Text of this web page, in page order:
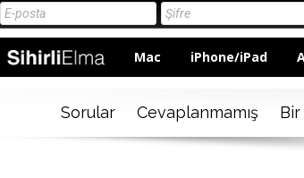
Mac iPhone/iPad
Sorular Cevaplanmamış